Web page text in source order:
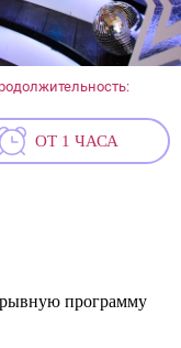
ОТ 1 ЧАСА
программу